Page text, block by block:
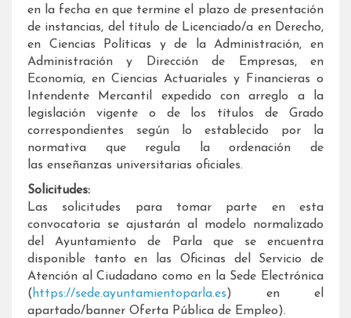
en la fecha en que termine el plazo de presentación
de instancias, del título de Licenciado/a en Derecho,
en Ciencias Políticas y de la Administración, en
Administración y Dirección de Empresas, en
Economía, en Ciencias Actuariales y Financieras o
Intendente Mercantil expedido con arreglo a la
legislación vigente o de los títulos de Grado
correspondientes según lo establecido por la
normativa que regula la ordenación de
las enseñanzas universitarias oficiales.
Solicitudes:
Las solicitudes para tomar parte en esta
convocatoria se ajustarán al modelo normalizado
del Ayuntamiento de Parla que se encuentra
disponible tanto en las Oficinas del Servicio de
Atención al Ciudadano como en la Sede Electrónica
( https://sede.ayuntamientoparla.es) en el
apartado/banner Oferta Pública de Empleo).